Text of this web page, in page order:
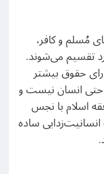
مُسلم و کافر،
تقسیم می‌شوند.
حقوق بیشتر
انسان نیست و
اسلام با نجس
ساده